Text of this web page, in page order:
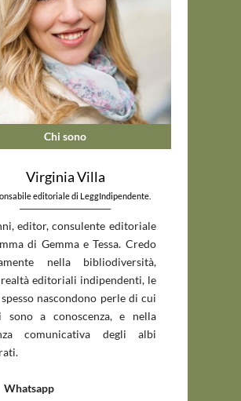
Chi sono
Virginia Villa
editoriale di LeggIndipendente.
_____________________________
editor, consulente editoriale
di Gemma e Tessa. Credo
nella bibliodiversità,
editoriali indipendenti, le
nascondono perle di cui
sono a conoscenza, e nella
comunicativa degli albi
Whatsapp